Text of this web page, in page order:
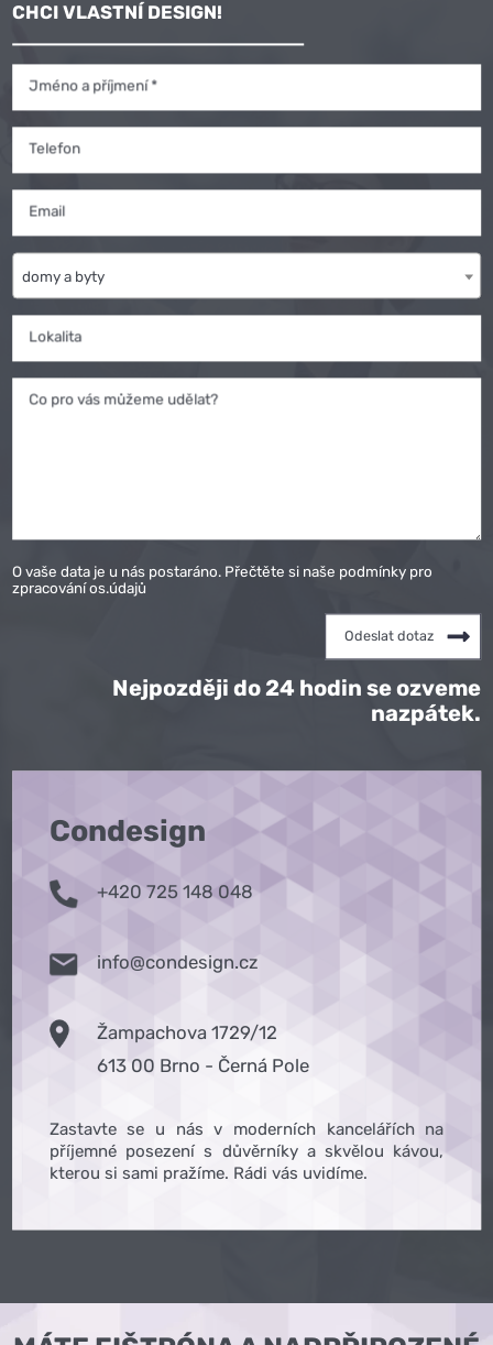
CHCI VLASTNÍ DESIGN!
Jméno a příjmení *
Telefon
Email
domy a byty
Lokalita
Co pro vás můžeme udělat?
O vaše data je u nás postaráno. Přečtěte si naše podmínky pro
zpracování os.údajů
Nejpozději do 24 hodin se ozveme
nazpátek.
Condesign
+420 725 148 048
info@condesign.cz
Žampachova 1729/12
613 00 Brno - Černá Pole
Zastavte se u nás v moderních kancelářích na
příjemné posezení s důvěrníky a skvělou kávou,
kterou si sami pražíme. Rádi vás uvidíme.